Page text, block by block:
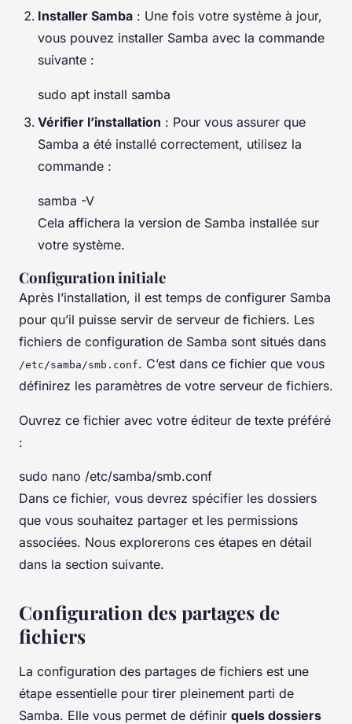
Installer Samba : Une fois votre système à jour,
vous pouvez installer Samba avec la commande
suivante :
sudo apt install samba
Vérifier l’installation : Pour vous assurer que
Samba a été installé correctement, utilisez la
commande :
samba -V
Cela affichera la version de Samba installée sur
votre système.
Configuration initiale
Après l’installation, il est temps de configurer Samba
pour qu’il puisse servir de serveur de fichiers. Les
fichiers de configuration de Samba sont situés dans
/etc/samba/smb.conf. C’est dans ce fichier que vous
définirez les paramètres de votre serveur de fichiers.
Ouvrez ce fichier avec votre éditeur de texte préféré
:
sudo nano /etc/samba/smb.conf
Dans ce fichier, vous devrez spécifier les dossiers
que vous souhaitez partager et les permissions
associées. Nous explorerons ces étapes en détail
dans la section suivante.
Configuration des partages de
fichiers
La configuration des partages de fichiers est une
étape essentielle pour tirer pleinement parti de
Samba. Elle vous permet de définir quels dossiers